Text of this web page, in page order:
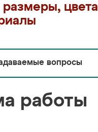
цвета
вопросы
работы